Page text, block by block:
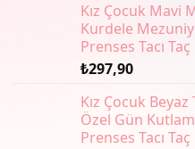
Kız Çocuk Mavi
Kurdele
Prenses Tacı Taç
₺297,90
Kız Çocuk
Özel Gün
Prenses Tacı Taç